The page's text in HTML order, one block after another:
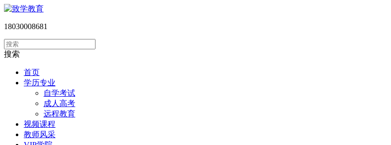
18030008681
搜索
首页
学历专业
自学考试
成人高考
远程教育
视频课程
教师风采